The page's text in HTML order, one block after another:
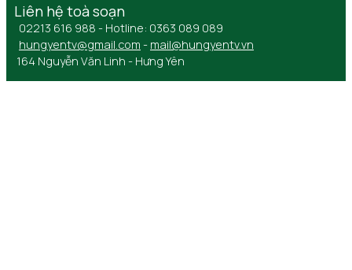
Liên hệ toà soạn
02213 616 988 - Hotline: 0363 089 089
hungyentv@gmail.com - mail@hungyentv.vn
164 Nguyễn Văn Linh - Hưng Yên